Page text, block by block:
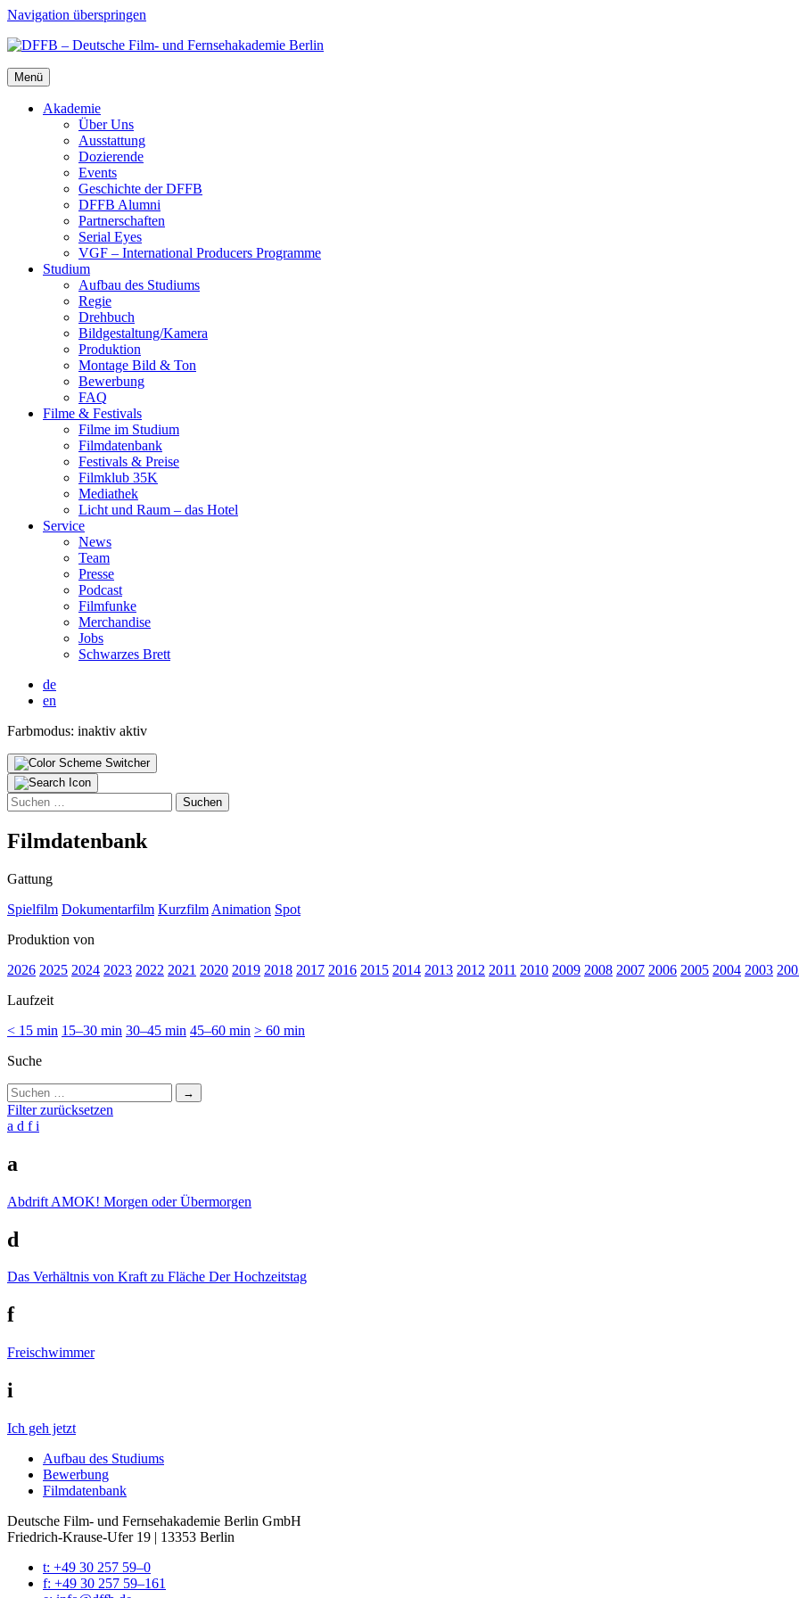
Navigation überspringen
Menü
Aka­de­mie
Über Uns
Aus­stat­tung
Dozie­ren­de
Events
Geschich­te der DFFB
DFFB Alum­ni
Part­ner­schaf­ten
Seri­al Eyes
VGF – Inter­na­tio­nal Pro­du­cers Pro­gram­me
Stu­di­um
Auf­bau des Stu­di­ums
Regie
Dreh­buch
Bildgestaltung/​​Kamera
Pro­duk­ti­on
Mon­ta­ge Bild & Ton
Bewer­bung
FAQ
Fil­me & Fes­ti­vals
Fil­me im Stu­di­um
Film­da­ten­bank
Fes­ti­vals & Prei­se
Film­klub 35K
Media­thek
Licht und Raum – das Hotel
Ser­vice
News
Team
Pres­se
Pod­cast
Film­fun­ke
Mer­chan­di­se
Jobs
Schwar­zes Brett
de
en
Farbmodus: inaktiv aktiv
Suchen
nach:
Film­da­ten­bank
Gattung
Spielfilm Dokumentarfilm Kurzfilm Animation Spot
Produktion von
2026 2025 2024 2023 2022 2021 2020 2019 2018 2017 2016 2015 2014 2013 2012 2011 2010 2009 2008 2007 2006 2005 2004 2003
Laufzeit
< 15 min 15–30 min 30–45 min 45–60 min > 60 min
Suche
Suchen
nach:
Filter zurücksetzen
a d fi
a
Abdrift AMOK! Morgen oder Übermorgen
d
Das Verhältnis von Kraft zu Fläche Der Hochzeitstag
f
Freischwimmer
i
Ich geh jetzt
Auf­bau des Stu­di­ums
Bewer­bung
Film­da­ten­bank
Deutsche Film- und Fernseh­akademie Berlin GmbH
Friedrich-Krause-Ufer 19 | 13353 Berlin
t: +49 30 257 59–0
f: +49 30 257 59–161